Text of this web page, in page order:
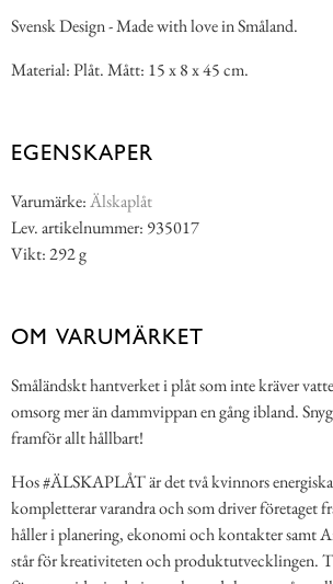
Svensk Design - Made with love in Småland.
Material: Plåt. Mått: 15 x 8 x 45 cm.
EGENSKAPER
Varumärke:Älskaplåt
Lev. artikelnummer: 935017
Vikt: 292 g
OM VARUMÄRKET
Småländskt hantverket i plåt som inte kräver
omsorg mer än dammvippan en gång ibland.
framför allt hållbart!
Hos #ÄLSKAPLÅT är det två kvinnors
kompletterar varandra och som driver företaget
håller i planering, ekonomi och kontakter samt
står för kreativiteten och produktutvecklingen.